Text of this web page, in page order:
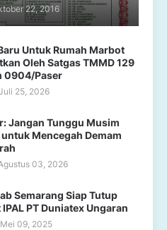
22, 2016
Untuk Rumah Marbot
Oleh Satgas TMMD 129
0904/Paser
25, 2026
Jangan Tunggu Musim
Mencegah Demam
03, 2026
Semarang Siap Tutup
PT Duniatex Ungaran
09, 2025